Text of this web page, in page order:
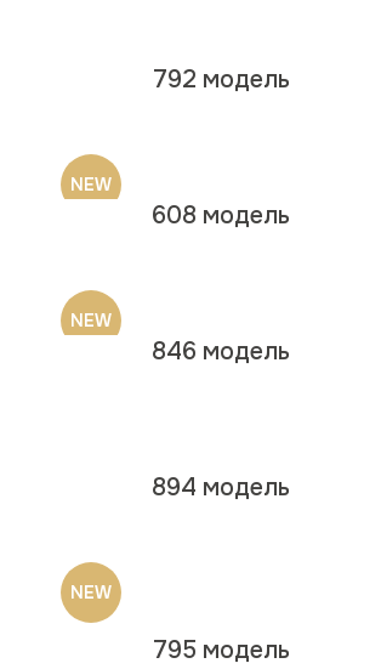
792 модель
NEW
608 модель
NEW
846 модель
894 модель
NEW
795 модель